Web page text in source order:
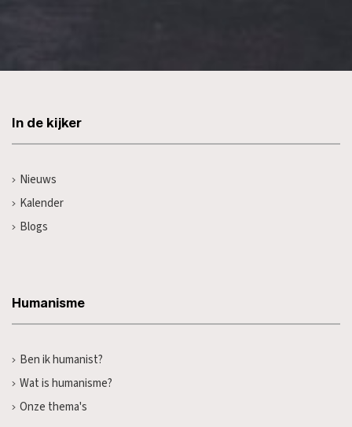
In de kijker
Nieuws
Kalender
Blogs
Humanisme
Ben ik humanist?
Wat is humanisme?
Onze thema's